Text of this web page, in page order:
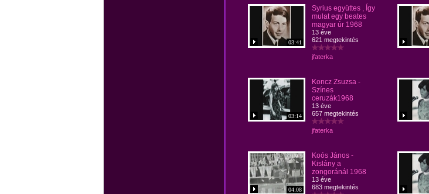
03:41
Syrius együttes , Így
mulat egy beates
magyar úr 1968
13 éve
621 megtekintés
jfaterka
03:14
Koncz Zsuzsa -
Színes
ceruzák1968
13 éve
657 megtekintés
jfaterka
04:08
Koós János -
Kislány a
zongoránál 1968
13 éve
683 megtekintés